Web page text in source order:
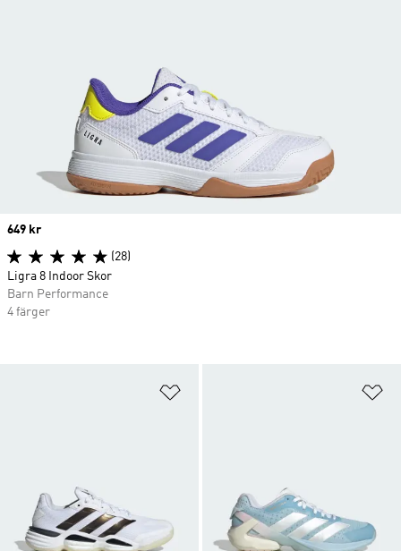
Price
649 kr
(28)
Ligra 8 Indoor Skor
Barn Performance
4 färger